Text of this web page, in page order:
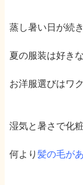
蒸し暑い日が続
夏の服装は好きな
お洋服選びはワ
湿気と暑さで化
何より 髪の毛が